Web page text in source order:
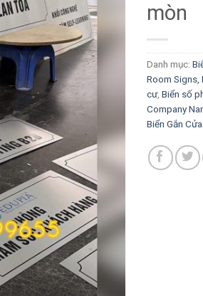
mòn
Danh mục:
Room
cư, Biển số
Company
Biển Gắn